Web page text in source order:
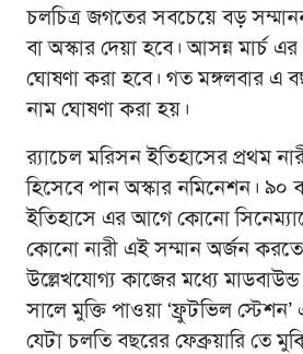
চলচিত্র জগতের সবচেয়ে বড়
বা অস্কার দেয়া হবে। আসন্ন মার্চ
ঘোষণা করা হবে। গত মঙ্গলবার এ
নাম ঘোষণা করা হয়।
র‍্যাচেল মরিসন ইতিহাসের প্রথম
হিসেবে পান অস্কার নমিনেশন। ৯০
ইতিহাসে এর আগে কোনো
কোনো নারী এই সম্মান অর্জন করতে
উল্লেখযোগ্য কাজের মধ্যে
সালে মুক্তি পাওয়া ‘ফ্রুটভিল স্টেশন’
যেটা চলতি বছরের ফেব্রুয়ারি তে